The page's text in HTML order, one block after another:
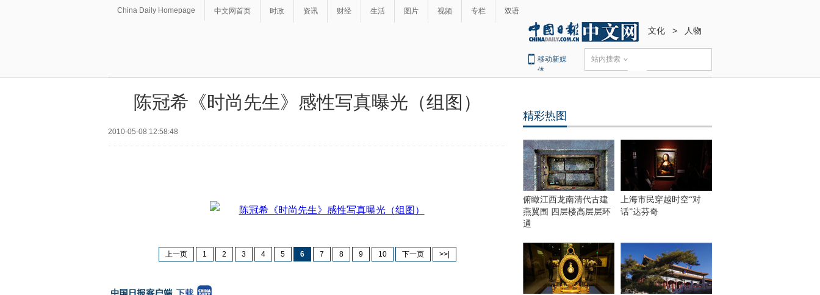
China Daily Homepage 中文网首页 时政 资讯 财经 生活 图片 视频 专栏 双语
文化 > 人物
移动新媒
体
站内搜索
陈冠希《时尚先生》感性写真曝光（组图）
2010-05-08 12:58:48
上一页 1 2 3 4 5 6 7 8 9 10 下一页 >>|
精彩热图
俯瞰江西龙南清代古建
燕翼围 四层楼高层层环
通
上海市民穿越时空“对
话”达芬奇